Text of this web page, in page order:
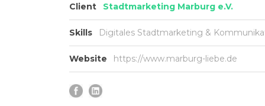
Client Stadtmarketing Marburg e.V.
Skills Digitales Stadtmarketing &
Website https://www.marburg-liebe.de